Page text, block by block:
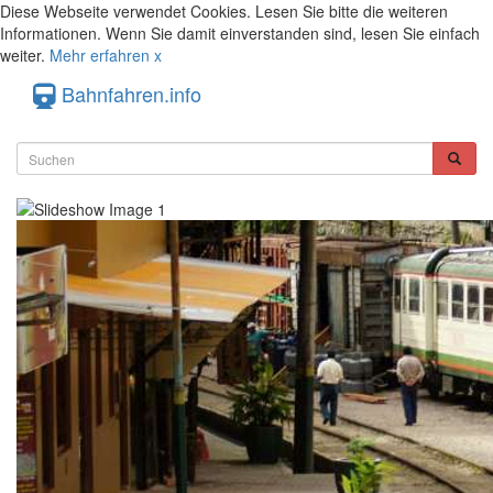
Diese Webseite verwendet Cookies. Lesen Sie bitte die weiteren
Informationen. Wenn Sie damit einverstanden sind, lesen Sie einfach
weiter. Mehr erfahren x
Bahnfahren.info